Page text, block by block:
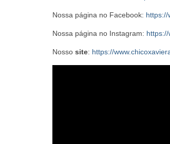
Nossa página no Facebook: https://
Nossa página no Instagram:
Nosso site: https://